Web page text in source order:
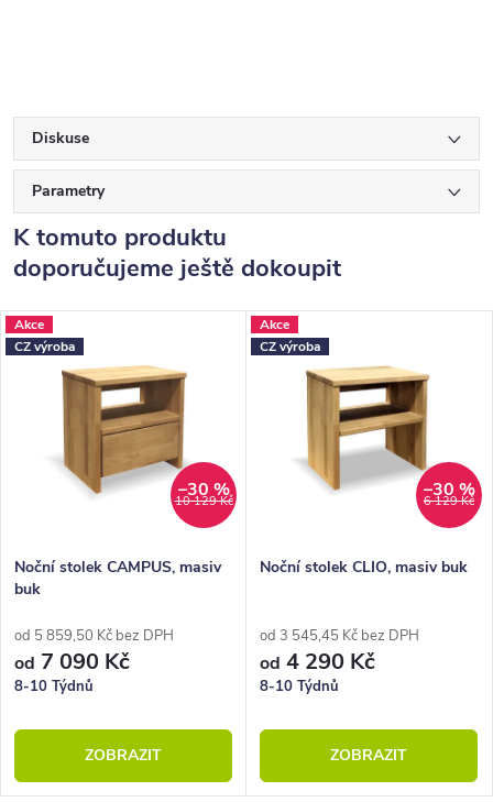
Diskuse
Parametry
K tomuto produktu
doporučujeme ještě dokoupit
Akce
CZ výroba
10 129 Kč
–30 %
Noční stolek CAMPUS, masiv
buk
od 5 859,50 Kč bez DPH
od 7 090 Kč
8-10 Týdnů
ZOBRAZIT
Akce
CZ výroba
6 129 Kč
–30 %
Noční stolek CLIO, masiv buk
od 3 545,45 Kč bez DPH
od 4 290 Kč
8-10 Týdnů
ZOBRAZIT